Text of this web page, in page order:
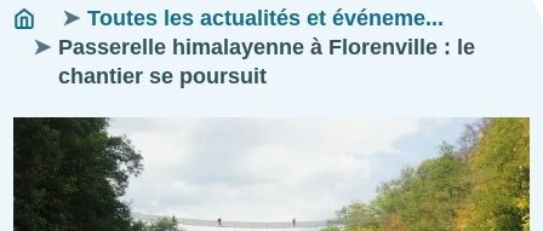
Fils
d'ariane
You
are
here:
Toutes les actualités et événeme...
Passerelle himalayenne à Florenville : le
chantier se poursuit
Image